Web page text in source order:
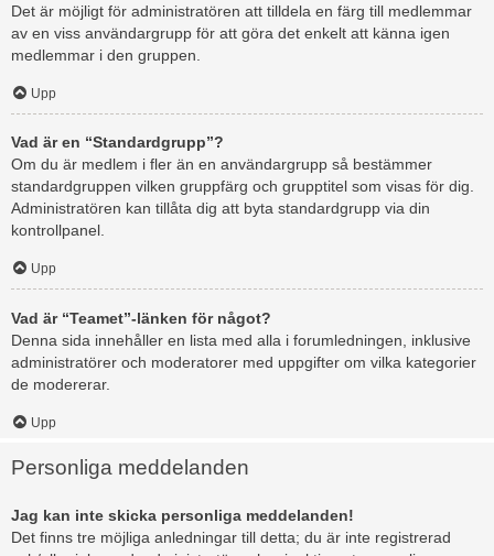
Det är möjligt för administratören att tilldela en färg till medlemmar
av en viss användargrupp för att göra det enkelt att känna igen
medlemmar i den gruppen.
Upp
Vad är en “Standardgrupp”?
Om du är medlem i fler än en användargrupp så bestämmer
standardgruppen vilken gruppfärg och grupptitel som visas för dig.
Administratören kan tillåta dig att byta standardgrupp via din
kontrollpanel.
Upp
Vad är “Teamet”-länken för något?
Denna sida innehåller en lista med alla i forumledningen, inklusive
administratörer och moderatorer med uppgifter om vilka kategorier
de modererar.
Upp
Personliga meddelanden
Jag kan inte skicka personliga meddelanden!
Det finns tre möjliga anledningar till detta; du är inte registrerad